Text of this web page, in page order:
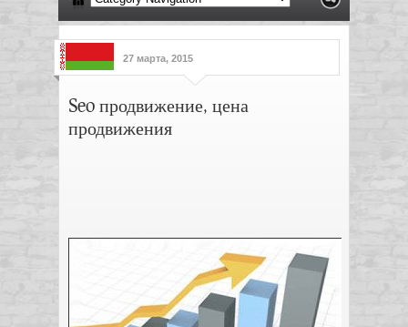
27 марта, 2015
Seo продвижение, цена
продвижения